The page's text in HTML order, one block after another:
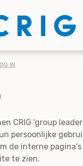
IN
CRIG 'group
persoonlijke
de interne
te zien.